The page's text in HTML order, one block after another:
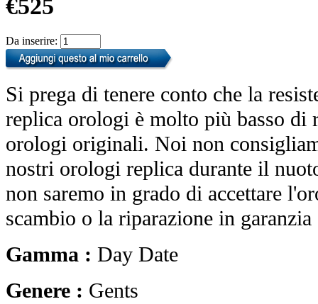
€525
Da inserire:
Si prega di tenere conto che la
replica orologi è molto più basso di
orologi originali. Noi non
nostri orologi replica durante il
non saremo in grado di accettare
scambio o la riparazione in
Gamma : Day Date
Genere : Gents